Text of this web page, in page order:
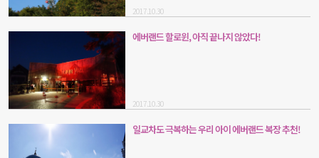
2017.10.30
에버랜드 할로윈, 아직 끝나지 않았다!
2017.10.30
일교차도 극복하는 우리 아이 에버랜드 복장 추천!